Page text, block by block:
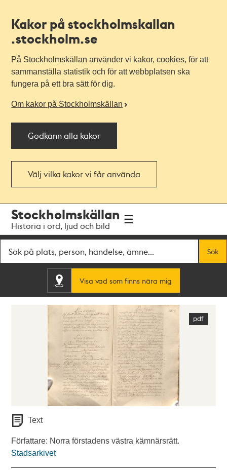
Kakor på stockholmskallan
.stockholm.se
På Stockholmskällan använder vi kakor, cookies, för att
sammanställa statistik och för att webbplatsen ska
fungera på ett bra sätt för dig.
Om kakor på Stockholmskällan
Godkänn alla kakor
Välj vilka kakor vi får använda
navigationen
huvudinnehållet
Stockholmskällan
Historia i ord, ljud och bild
Sök
Visa vad som finns nära mig
Text
Författare: Norra förstadens västra kämnärsrätt.
Stadsarkivet